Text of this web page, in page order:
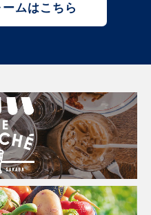
ムはこちら